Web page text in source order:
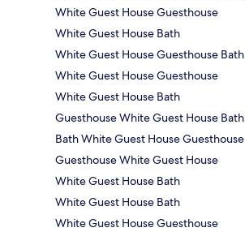
White Guest House Guesthouse
White Guest House Bath
White Guest House Guesthouse Bath
White Guest House Guesthouse
White Guest House Bath
Guesthouse White Guest House Bath
Bath White Guest House Guesthouse
Guesthouse White Guest House
White Guest House Bath
White Guest House Bath
White Guest House Guesthouse